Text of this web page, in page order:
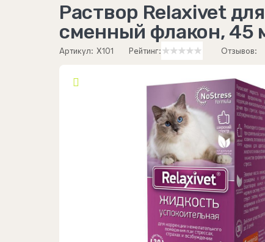
Раствор Relaxivet
сменный флакон, 45
Артикул: X101 Рейтинг: Отзывов: